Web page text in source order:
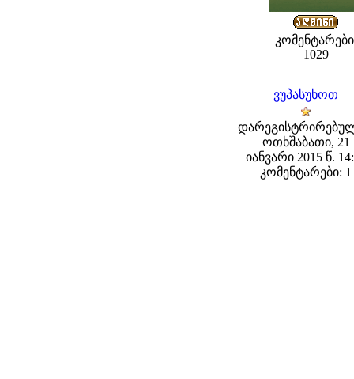
1029
ვუპასუხოთ
ოთხშაბათი, 21
იანვარი 2015 წ.
კომენტარები: 1